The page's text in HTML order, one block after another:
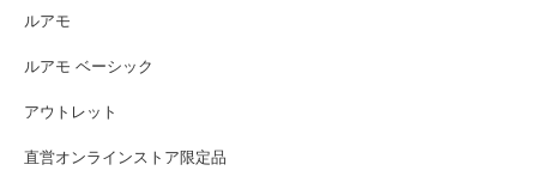
ルアモ
ルアモ ベーシック
アウトレット
直営オンラインストア限定品